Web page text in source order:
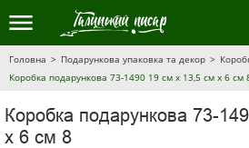
Головна Подарункова упаковка та декор
Коробка подарункова 73-1490 19 см х 13,5 см х 6 см
Коробка подарункова 73-
х 6 см 8